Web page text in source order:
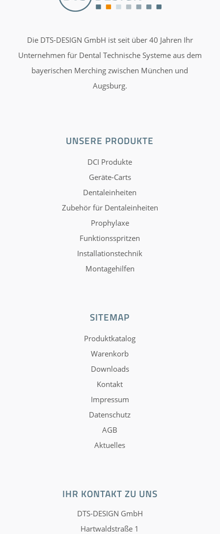
Die DTS-DESIGN GmbH ist seit über 40 Jahren Ihr
Unternehmen für Dental Technische Systeme aus dem
bayerischen Merching zwischen München und
Augsburg.
UNSERE PRODUKTE
DCI Produkte
Geräte-Carts
Dentaleinheiten
Zubehör für Dentaleinheiten
Prophylaxe
Funktionsspritzen
Installationstechnik
Montagehilfen
SITEMAP
Produktkatalog
Warenkorb
Downloads
Kontakt
Impressum
Datenschutz
AGB
Aktuelles
IHR KONTAKT ZU UNS
DTS-DESIGN GmbH
Hartwaldstraße 1